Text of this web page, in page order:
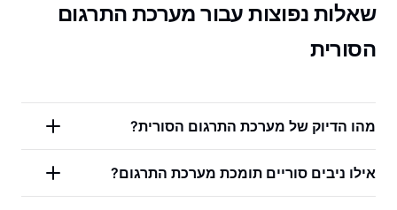
שאלות נפוצות עבור מערכת התרגום
הסורית
מהו הדיוק של מערכת התרגום הסורית?
אילו ניבים סוריים תומכת מערכת התרגום?